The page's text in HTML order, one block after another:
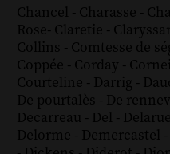
Chancel - Charasse -
Rose- Claretie -
Collins - Comtesse de
Coppée - Corday -
Courteline - Darrig -
De pourtalès - De
Decarreau - Del -
Delorme - Demercastel -